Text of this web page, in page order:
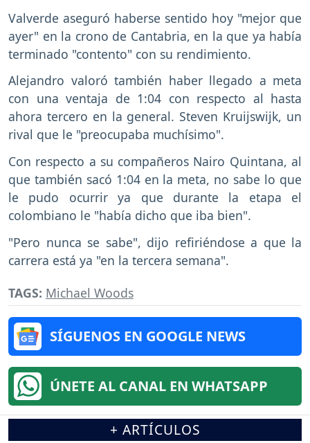
Valverde aseguró haberse sentido hoy "mejor que
ayer" en la crono de Cantabria, en la que ya había
terminado "contento" con su rendimiento.
Alejandro valoró también haber llegado a meta
con una ventaja de 1:04 con respecto al hasta
ahora tercero en la general. Steven Kruijswijk, un
rival que le "preocupaba muchísimo".
Con respecto a su compañeros Nairo Quintana, al
que también sacó 1:04 en la meta, no sabe lo que
le pudo ocurrir ya que durante la etapa el
colombiano le "había dicho que iba bien".
"Pero nunca se sabe", dijo refiriéndose a que la
carrera está ya "en la tercera semana".
TAGS: Michael Woods
SÍGUENOS EN GOOGLE NEWS
ÚNETE AL CANAL EN WHATSAPP
+ ARTÍCULOS